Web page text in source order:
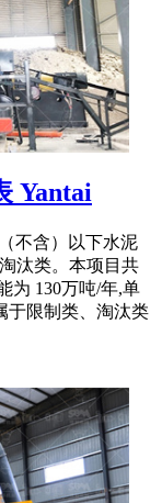
Yantai
不含）以下水泥
汰类。本项目共
为 130万吨/年,单
于限制类、淘汰类